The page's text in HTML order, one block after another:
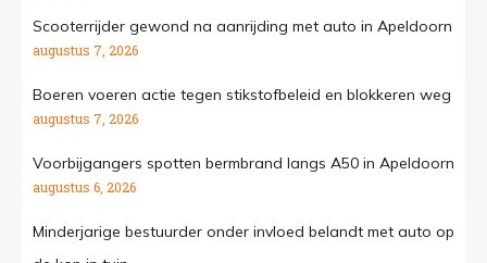
Scooterrijder gewond na aanrijding met auto in Apeldoorn
augustus 7, 2026
Boeren voeren actie tegen stikstofbeleid en blokkeren weg
augustus 7, 2026
Voorbijgangers spotten bermbrand langs A50 in Apeldoorn
augustus 6, 2026
Minderjarige bestuurder onder invloed belandt met auto op